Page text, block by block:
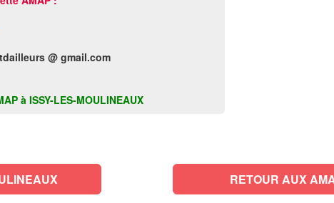
@ gmail.com
à ISSY-LES-MOULINEAUX
RETOUR AUX